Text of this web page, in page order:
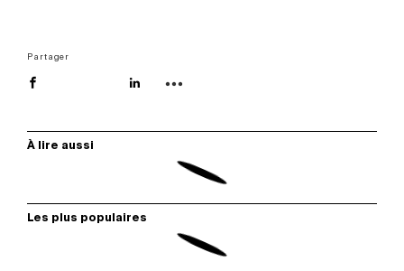
Partager
À lire aussi
Les plus populaires